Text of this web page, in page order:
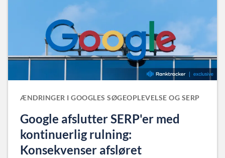
ÆNDRINGER I GOOGLES SØGEOPLEVELSE OG SERP
Google afslutter SERP'er med
kontinuerlig rulning:
Konsekvenser afsløret